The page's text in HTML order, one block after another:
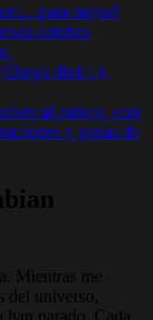
para mejor!
retoños
dixit ;-),
al trabajo, con
y ganas de
Mientras me
del universo,
parado. Cada